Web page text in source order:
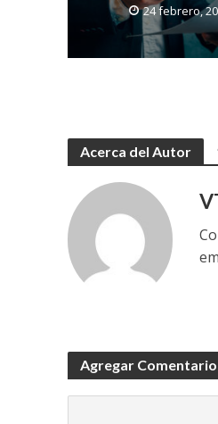
24 febrero,
Acerca del Autor
Agregar Comentario